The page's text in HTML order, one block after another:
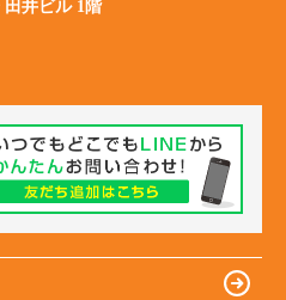
田井ビル 1階